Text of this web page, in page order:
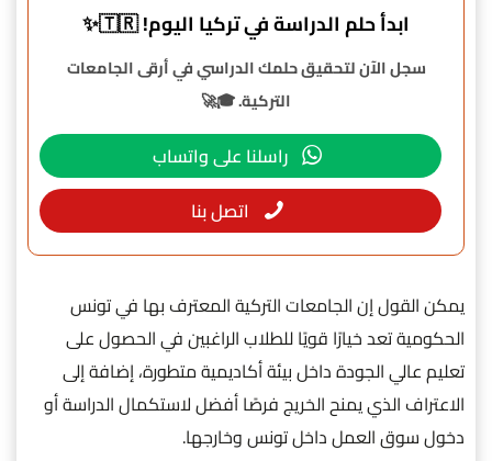
ابدأ حلم الدراسة في تركيا اليوم! 🇹🇷✨
سجل الآن لتحقيق حلمك الدراسي في أرقى الجامعات
التركية. 🎓🚀
راسلنا على واتساب
اتصل بنا
يمكن القول إن الجامعات التركية المعترف بها في تونس
الحكومية تعد خيارًا قويًا للطلاب الراغبين في الحصول على
تعليم عالي الجودة داخل بيئة أكاديمية متطورة، إضافة إلى
الاعتراف الذي يمنح الخريج فرصًا أفضل لاستكمال الدراسة أو
دخول سوق العمل داخل تونس وخارجها.